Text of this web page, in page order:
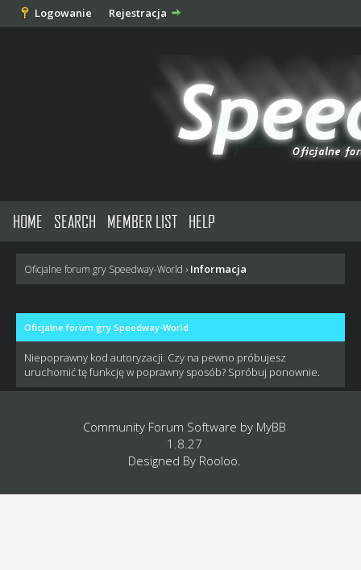
Logowanie Rejestracja
HOME SEARCH MEMBER LIST HELP
Oficjalne forum gry Speedway-World › Informacja
Oficjalne forum gry Speedway-World
Niepoprawny kod autoryzacji. Czy na pewno próbujesz
uruchomić tę funkcję w poprawny sposób? Spróbuj ponownie.
Community Forum Software by MyBB
1.8.27
Designed By Rooloo.